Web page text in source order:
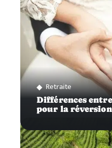
Retraite
Différences
pour la